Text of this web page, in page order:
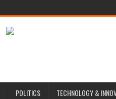
POLITICS TECHNOLOGY &